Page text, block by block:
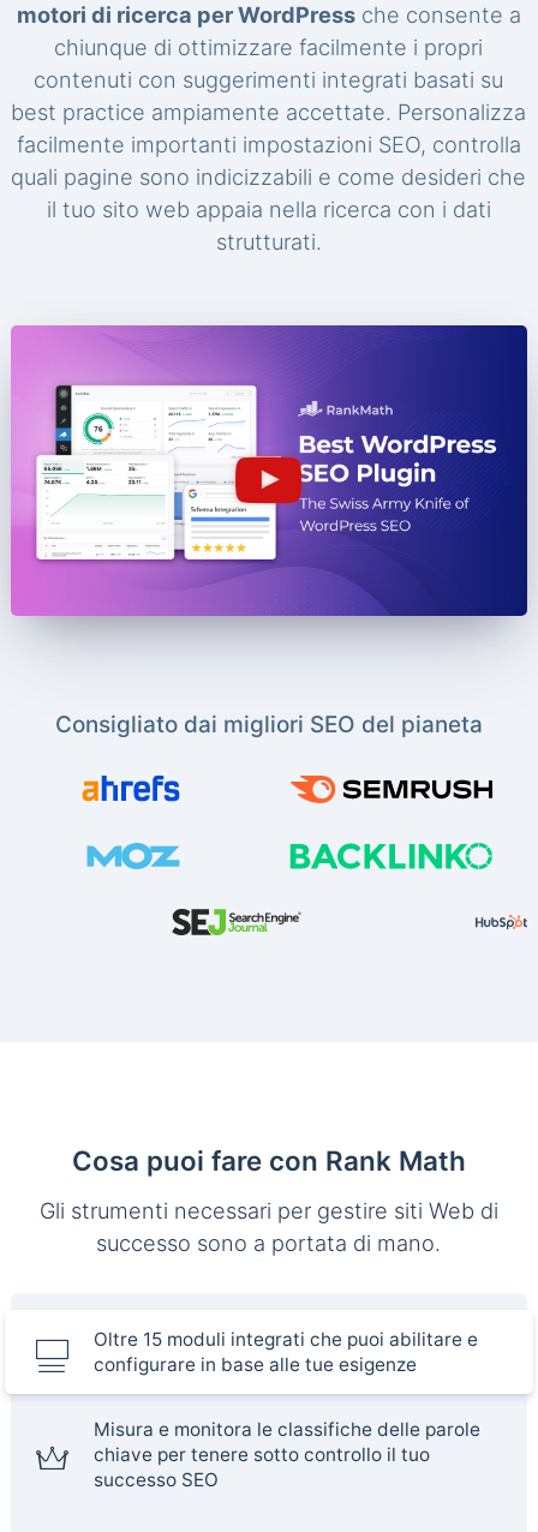
motori di ricerca per WordPressche consente a
chiunque di ottimizzare facilmente i propri
contenuti con suggerimenti integrati basati su
best practice ampiamente accettate. Personalizza
facilmente importanti impostazioni SEO, controlla
quali pagine sono indicizzabili e come desideri che
il tuo sito web appaia nella ricerca con i dati
strutturati.
Consigliato dai migliori SEO del pianeta
Cosa puoi fare con Rank Math
Gli strumenti necessari per gestire siti Web di
successo sono a portata di mano.
Oltre 15 moduli integrati che puoi abilitare e
configurare in base alle tue esigenze
Misura e monitora le classifiche delle parole
chiave per tenere sotto controllo il tuo
successo SEO